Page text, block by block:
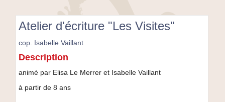
Atelier d'écriture "Les Visites"
cop. Isabelle Vaillant
d'écriture
"Les
Description
animé par Elisa Le Merrer et Isabelle Vaillant
à partir de 8 ans